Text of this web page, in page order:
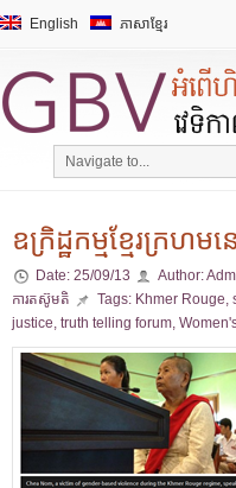
English ភាសាខ្មែរ
ឧក្រិដ្ឋកម្មខ្មែរក្រ
Date: 25/09/13 Author:
ការតស៊ូមតិ
Tags: Khmer Rouge,
justice, truth telling forum,